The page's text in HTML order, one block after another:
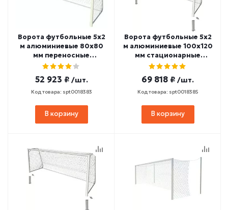
Ворота футбольные 5х2
м алюминиевые 80х80
мм переносные
SPORTWERK (SpW-AS-
52 923 ₽ /шт.
Код товара: spt0018383
В корзину
Ворота футбольные 5х2
м алюминиевые 100х120
мм стационарные
SPORTWERK (SpW-AG-
69 818 ₽ /шт.
Код товара: spt0018385
В корзину